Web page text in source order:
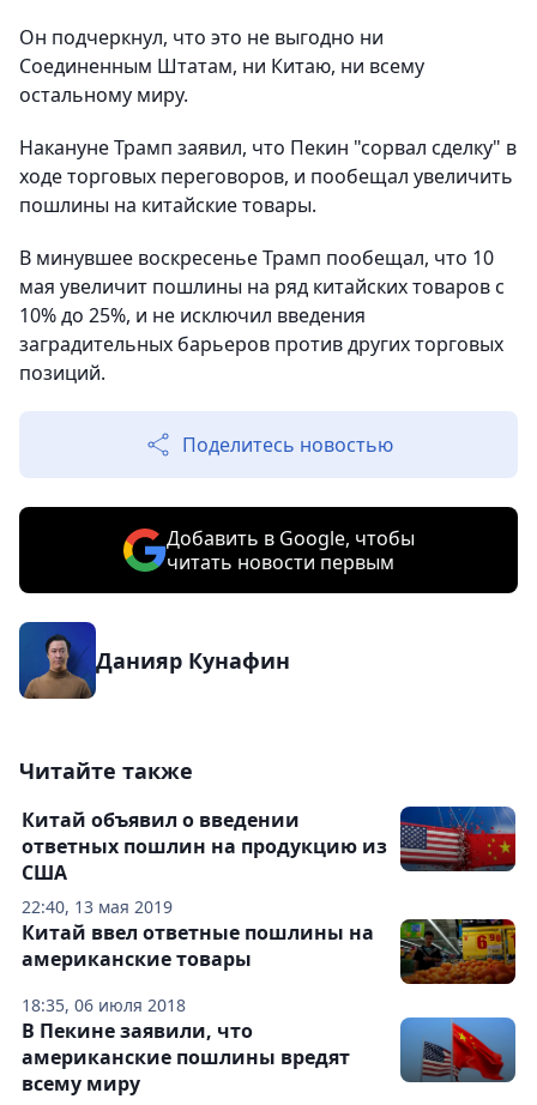
Он подчеркнул, что это не выгодно ни
Соединенным Штатам, ни Китаю, ни всему
остальному миру.
Накануне Трамп заявил, что Пекин "сорвал сделку" в
ходе торговых переговоров, и пообещал увеличить
пошлины на китайские товары.
В минувшее воскресенье Трамп пообещал, что 10
мая увеличит пошлины на ряд китайских товаров с
10% до 25%, и не исключил введения
заградительных барьеров против других торговых
позиций.
Поделитесь новостью
Добавить в Google, чтобы
читать новости первым
Данияр Кунафин
Читайте также
22:40, 13 мая 2019
Китай объявил о введении
ответных пошлин на продукцию из
США
18:35, 06 июля 2018
Китай ввел ответные пошлины на
американские товары
В Пекине заявили, что
американские пошлины вредят
всему миру